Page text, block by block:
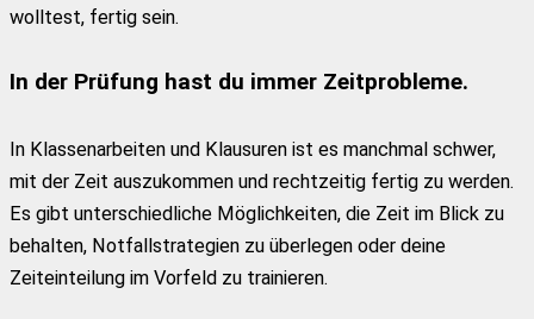
wolltest, fertig sein.
In der Prüfung hast du immer Zeitprobleme.
In Klassenarbeiten und Klausuren ist es manchmal schwer,
mit der Zeit auszukommen und rechtzeitig fertig zu werden.
Es gibt unterschiedliche Möglichkeiten, die Zeit im Blick zu
behalten, Notfallstrategien zu überlegen oder deine
Zeiteinteilung im Vorfeld zu trainieren.